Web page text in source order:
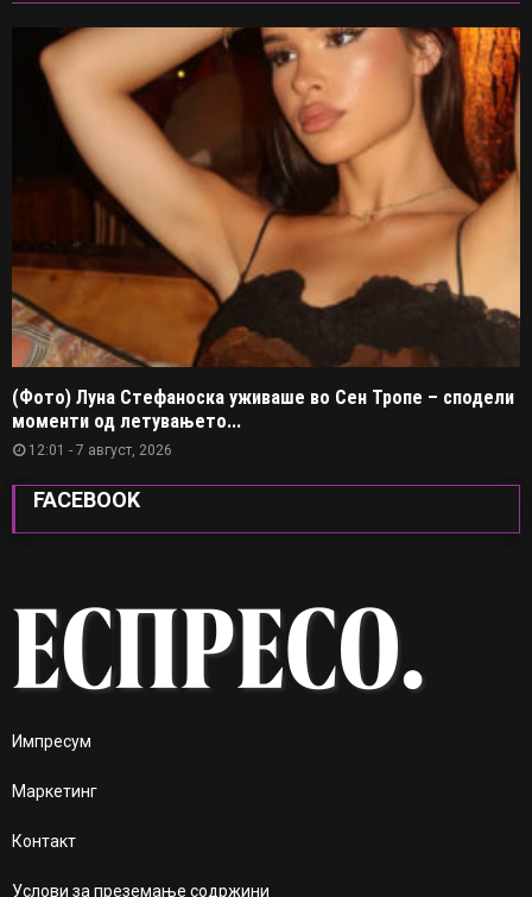
(Фото) Луна Стефаноска уживаше во Сен Тропе – сподели
моменти од летувањето...
12:01 - 7 август, 2026
FACEBOOK
Импресум
Маркетинг
Контакт
Услови за преземање содржини